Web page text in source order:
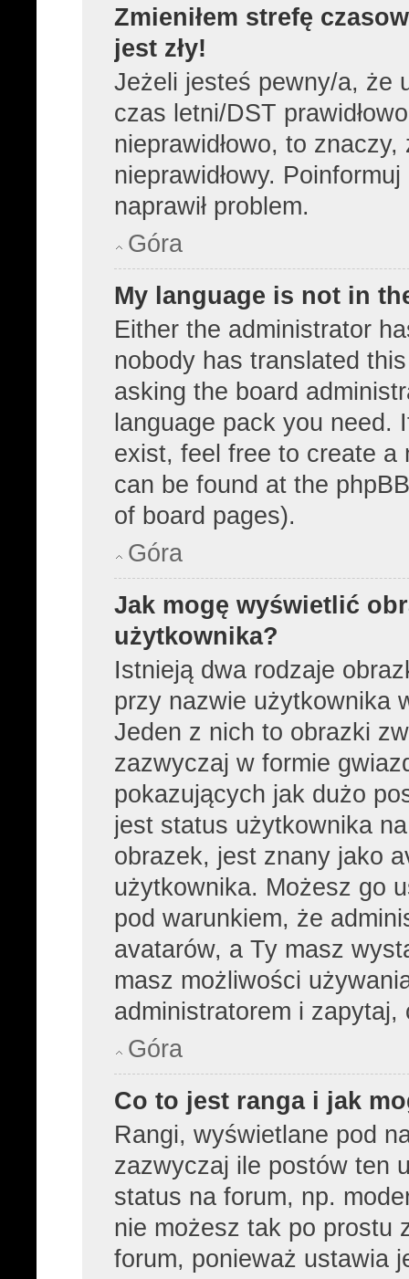
Zmieniłem strefę
jest zły!
Jeżeli jesteś pewny/a, że
czas letni/DST
nieprawidłowo, to
nieprawidłowy.
naprawił problem.
Góra
My language is not in
Either the administrator
nobody has translated
asking the board
language pack you need.
exist, feel free to create a
can be found at the
of board pages).
Góra
Jak mogę wyświetlić
użytkownika?
Istnieją dwa rodzaje
przy nazwie użytkownika
Jeden z nich to obrazki
zazwyczaj w formie
pokazujących jak dużo
jest status użytkownika
obrazek, jest znany jako
użytkownika. Możesz go
pod warunkiem, że
avatarów, a Ty masz
masz możliwości
administratorem i
Góra
Co to jest ranga i jak
Rangi, wyświetlane pod
zazwyczaj ile postów ten
status na forum, np.
nie możesz tak po prostu
forum, ponieważ ustawia